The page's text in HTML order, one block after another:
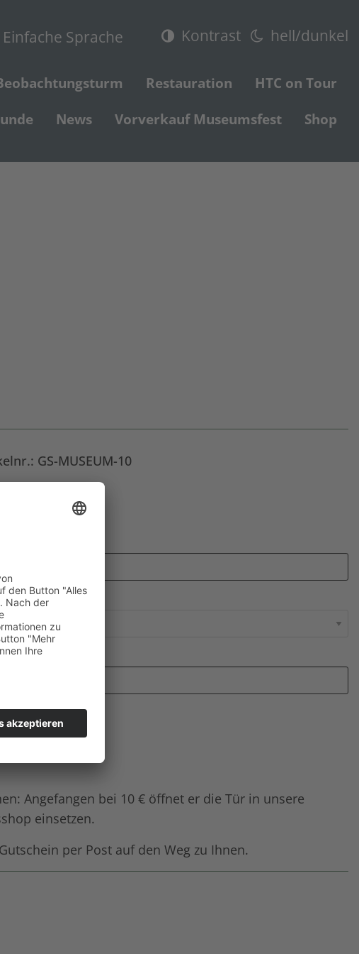
Einfache Sprache Kontrast hell/dunkel
Restauration
HTC on Tour
News Vorverkauf Museumsfest Shop
GS-MUSEUM-10
*
Angefangen bei 10 € öffnet er die Tür in unsere
einsetzen.
per Post auf den Weg zu Ihnen.